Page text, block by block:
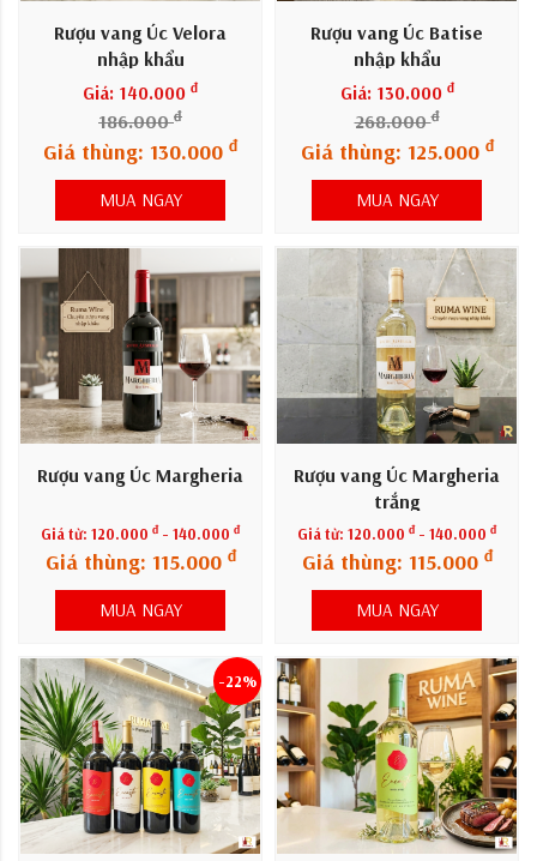
Rượu vang Úc Velora
nhập khẩu
Giá: 140.000 đ
186.000đ
Giá thùng: 130.000 đ
MUA NGAY
Rượu vang Úc Batise
nhập khẩu
Giá: 130.000 đ
268.000đ
Giá thùng: 125.000 đ
MUA NGAY
Rượu vang Úc Margheria
Giá từ: 120.000 đ - 140.000 đ
Giá thùng: 115.000 đ
MUA NGAY
Rượu vang Úc Margheria
trắng
Giá từ: 120.000 đ - 140.000 đ
Giá thùng: 115.000 đ
MUA NGAY
-22%